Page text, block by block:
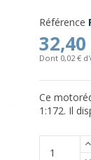
Référence
32,40
Dont 0,02 €
Ce
1:172. Il